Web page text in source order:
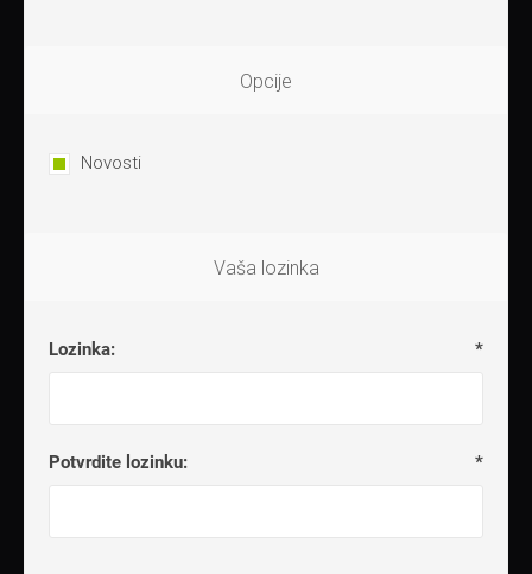
Opcije
Novosti
Vaša lozinka
Lozinka: *
Potvrdite lozinku: *